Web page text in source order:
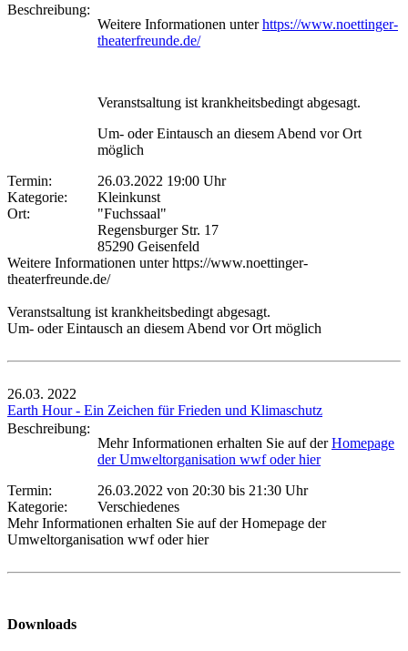
Beschreibung:
Weitere Informationen unterhttps://www.noettinger-
theaterfreunde.de/
Veranstsaltung ist krankheitsbedingt abgesagt.
Um- oder Eintausch an diesem Abend vor Ort
möglich
Termin:
26.03.2022 19:00 Uhr
Kategorie:
Kleinkunst
Ort:
"Fuchssaal"
Regensburger Str. 17
85290 Geisenfeld
Weitere Informationen unter https://www.noettinger-
theaterfreunde.de/
Veranstsaltung ist krankheitsbedingt abgesagt.
Um- oder Eintausch an diesem Abend vor Ort möglich
26.03. 2022
Earth Hour - Ein Zeichen für Frieden und Klimaschutz
Beschreibung:
Mehr Informationen erhalten Sie auf derHomepage
der Umweltorganisation wwf oder hier
Termin:
26.03.2022 von 20:30 bis 21:30 Uhr
Kategorie:
Verschiedenes
Mehr Informationen erhalten Sie auf der Homepage der
Umweltorganisation wwf oder hier
Downloads